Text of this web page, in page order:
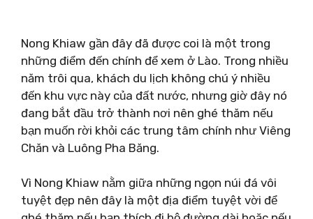
Nong Khiaw gần đây đã được coi là một trong
những điểm đến chính để xem ở Lào. Trong nhiều
năm trôi qua, khách du lịch không chú ý nhiều
đến khu vực này của đất nước, nhưng giờ đây nó
đang bắt đầu trở thành nơi nên ghé thăm nếu
bạn muốn rời khỏi các trung tâm chính như Viêng
Chăn và Luông Pha Băng.
Vì Nong Khiaw nằm giữa những ngọn núi đá vôi
tuyệt đẹp nên đây là một địa điểm tuyệt vời để